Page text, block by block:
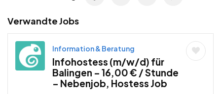
Verwandte Jobs
Information & Beratung
Infohostess (m/w/d) für
Balingen – 16,00 € / Stunde
– Nebenjob, Hostess Job